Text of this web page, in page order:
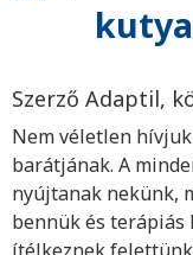
Szerző Adaptil,
Nem véletlen
barátjának. A
nyújtanak nekünk,
bennük és terápiás